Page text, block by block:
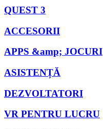
QUEST 3
ACCESORII
APPS &amp; JOCURI
ASISTENȚĂ
DEZVOLTATORI
VR PENTRU LUCRU